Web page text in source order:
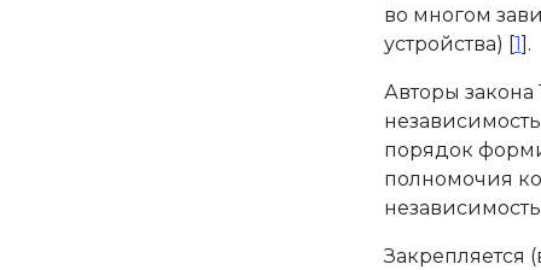
во многом
устройства) [1].
Авторы закона
порядок
полномочия
Закрепляется